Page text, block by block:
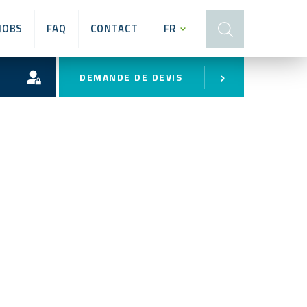
FR
FAQ CONTACT
DEMANDE DE DEVIS ›